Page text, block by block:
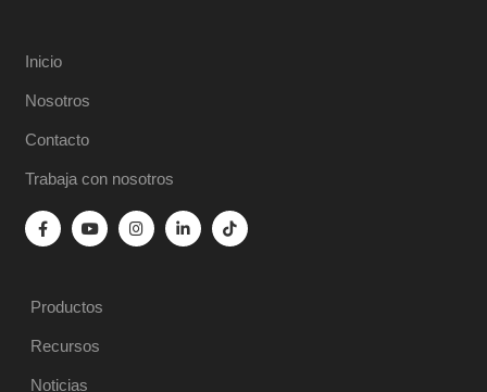
Inicio
Nosotros
Contacto
Trabaja con nosotros
Productos
Recursos
Noticias